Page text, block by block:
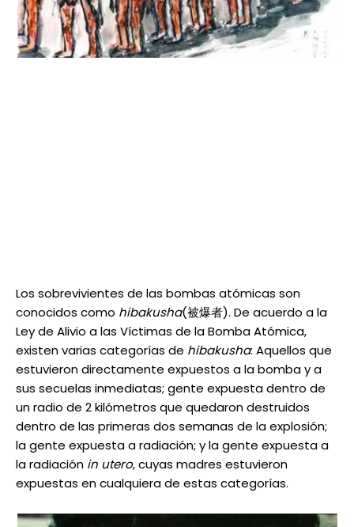
Los sobrevivientes de las bombas atómicas son
conocidos como hibakusha(被爆者). De acuerdo a la
Ley de Alivio a las Víctimas de la Bomba Atómica,
existen varias categorías de hibakusha: Aquellos que
estuvieron directamente expuestos a la bomba y a
sus secuelas inmediatas; gente expuesta dentro de
un radio de 2 kilómetros que quedaron destruidos
dentro de las primeras dos semanas de la explosión;
la gente expuesta a radiación; y la gente expuesta a
la radiación in utero, cuyas madres estuvieron
expuestas en cualquiera de estas categorías.